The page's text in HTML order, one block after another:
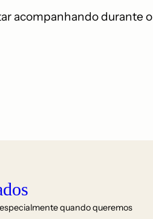
acompanhando durante o
quando queremos